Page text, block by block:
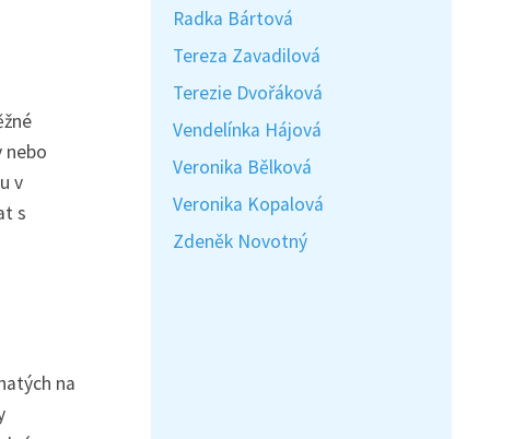
nebo
v
s
na
Radka Bártová
Tereza Zavadilová
Terezie Dvořáková
Vendelínka Hájová
Veronika Bělková
Veronika Kopalová
Zdeněk Novotný